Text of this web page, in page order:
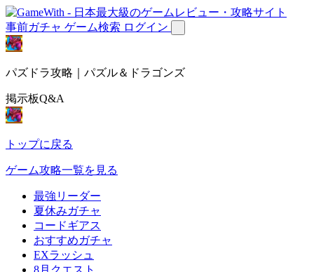
事前ガチャ ゲーム検索 ログイン
パズドラ攻略｜パズル＆ドラゴンズ
掲示板Q&A
トップに戻る
ゲーム攻略一覧を見る
最強リーダー
夏休みガチャ
コードギアス
おすすめガチャ
EXラッシュ
8月クエスト